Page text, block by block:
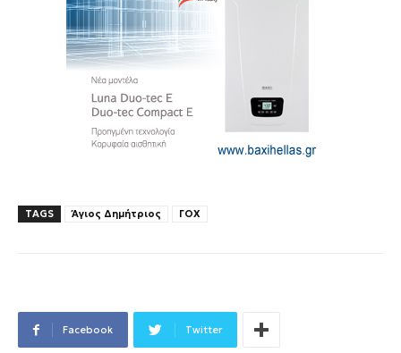
TAGS Άγιος Δημήτριος ΓΟΧ
Facebook Twitter